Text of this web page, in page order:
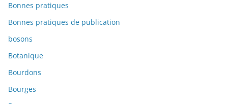
Bonnes pratiques
Bonnes pratiques de publication
bosons
Botanique
Bourdons
Bourges